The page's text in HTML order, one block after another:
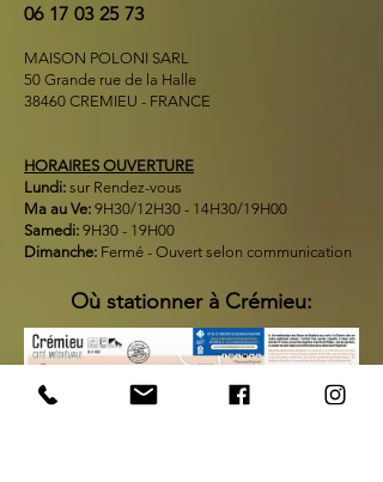
06 17 03 25 73
MAISON POLONI SARL
50 Grande rue de la Halle
38460 CREMIEU - FRANCE
HORAIRES OUVERTURE
Lundi: sur Rendez-vous
Ma au Ve: 9H30/12H30 - 14H30/19H00
Samedi: 9H30 - 19H00
Dimanche: Fermé - Ouvert selon communication
Où stationner à Crémieu: